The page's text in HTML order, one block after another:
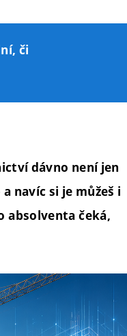
či
dávno není jen
navíc si je můžeš i
absolventa čeká,